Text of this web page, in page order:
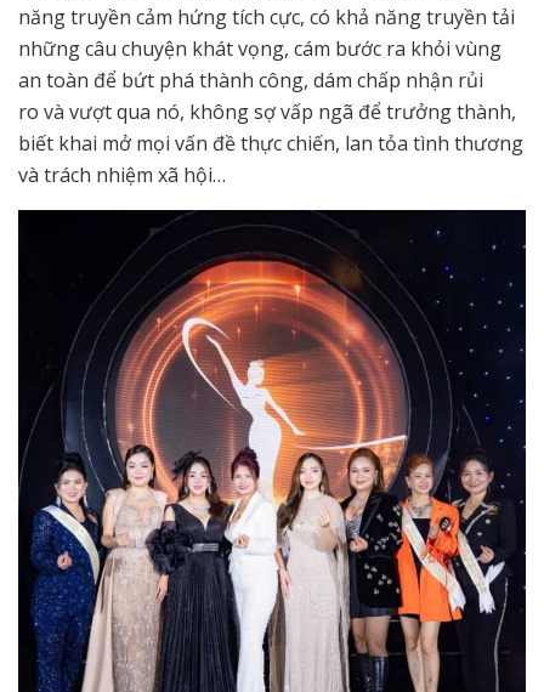
năng truyền cảm hứng tích cực, có khả năng truyền tải
những câu chuyện khát vọng, cám bước ra khỏi vùng
an toàn để bứt phá thành công, dám chấp nhận rủi
ro và vượt qua nó, không sợ vấp ngã để trưởng thành,
biết khai mở mọi vấn đề thực chiến, lan tỏa tình thương
và trách nhiệm xã hội…